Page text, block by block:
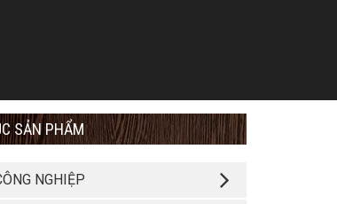
SẢN PHẨM
NGHIỆP